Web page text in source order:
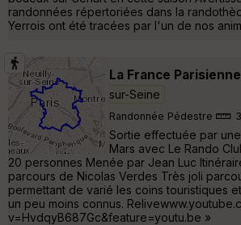
randonnées répertoriées dans la
Yerrois ont été tracées par l'un de nos
La France
sur-Seine
Randonnée Pédestre
Sortie effectuée par
Mars avec Le Rando
20 personnes Menée par Jean Luc
parcours de Nicolas Verdes Très joli
permettant de varié les coins touristiques
un peu moins connus.
v=HvdqyB687Gc&feature=youtu.be »